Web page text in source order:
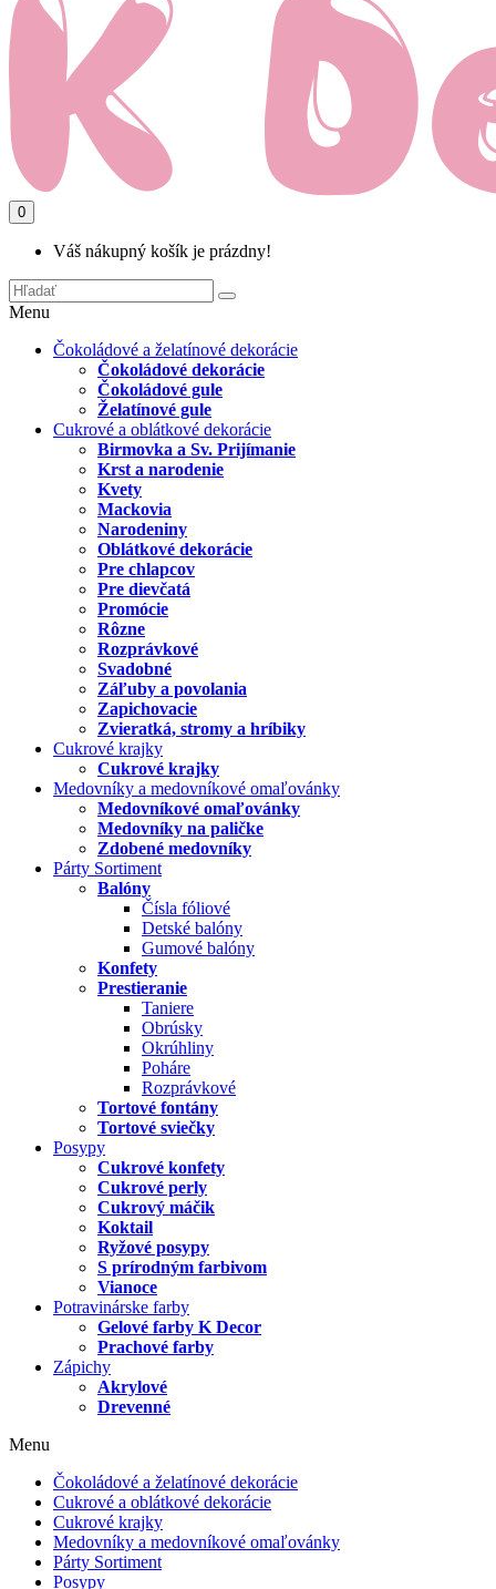
0
Váš nákupný košík je prázdny!
Menu
Čokoládové a želatínové dekorácie
Čokoládové dekorácie
Čokoládové gule
Želatínové gule
Cukrové a oblátkové dekorácie
Birmovka a Sv. Prijímanie
Krst a narodenie
Kvety
Mackovia
Narodeniny
Oblátkové dekorácie
Pre chlapcov
Pre dievčatá
Promócie
Rôzne
Rozprávkové
Svadobné
Záľuby a povolania
Zapichovacie
Zvieratká, stromy a hríbiky
Cukrové krajky
Cukrové krajky
Medovníky a medovníkové omaľovánky
Medovníkové omaľovánky
Medovníky na paličke
Zdobené medovníky
Párty Sortiment
Balóny
Čísla fóliové
Detské balóny
Gumové balóny
Konfety
Prestieranie
Taniere
Obrúsky
Okrúhliny
Poháre
Rozprávkové
Tortové fontány
Tortové sviečky
Posypy
Cukrové konfety
Cukrové perly
Cukrový máčik
Koktail
Ryžové posypy
S prírodným farbivom
Vianoce
Potravinárske farby
Gelové farby K Decor
Prachové farby
Zápichy
Akrylové
Drevenné
Menu
Čokoládové a želatínové dekorácie
Cukrové a oblátkové dekorácie
Cukrové krajky
Medovníky a medovníkové omaľovánky
Párty Sortiment
Posypy